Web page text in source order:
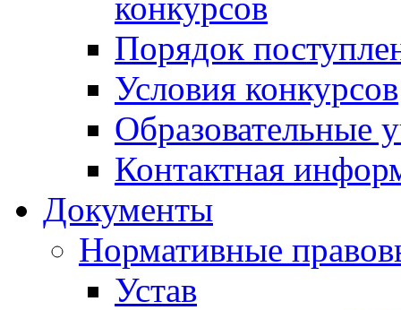
Порядок
Условия конкурсов
Образовательные
Контактная
Документы
Нормативные
Устав